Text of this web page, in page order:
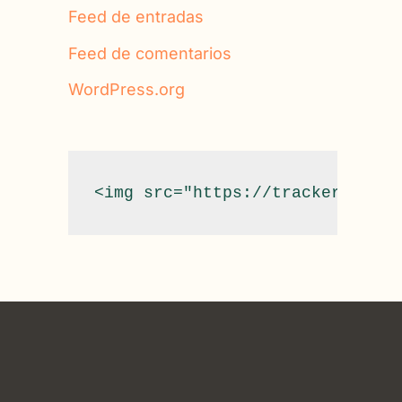
Feed de entradas
Feed de comentarios
WordPress.org
<img src="https://